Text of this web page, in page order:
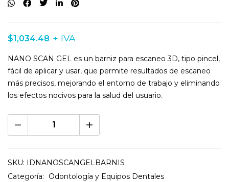
$1,034.48 + IVA
NANO SCAN GEL es un barniz para escaneo 3D, tipo pincel,
fácil de aplicar y usar, que permite resultados de escaneo
más precisos, mejorando el entorno de trabajo y eliminando
los efectos nocivos para la salud del usuario.
SKU: IDNANOSCANGELBARNIS
Categoría:
Odontología y Equipos Dentales